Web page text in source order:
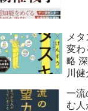
メ
変わ
略
川
一流
む人